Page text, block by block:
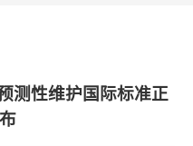
测性维护国际标准正